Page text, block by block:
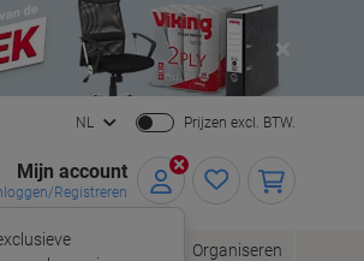
NL Prijzen excl. BTW.
Mijn account
Registreren
Organiseren